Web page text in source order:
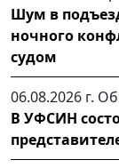
Шум в
ночного
судом
06.08.2026 г.
В УФСИН